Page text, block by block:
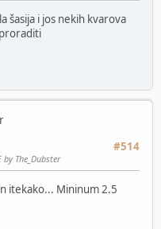
šasija i jos nekih kvarova
#514
The_Dubster
itekako... Mininum 2.5